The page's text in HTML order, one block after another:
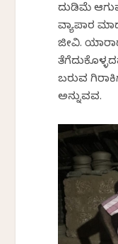
ದುಡಿಮೆ
ವ್ಯಾಪಾರ
ಜೀವಿ.
ಬರುವ
ಅನ್ನುವವ.